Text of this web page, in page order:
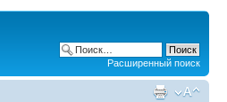
Расширенный поиск